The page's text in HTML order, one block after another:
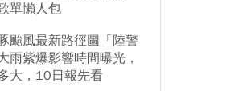
單懶人包
颱風最新路徑圖「陸警
雨紫爆影響時間曝光，
大，10日報先看